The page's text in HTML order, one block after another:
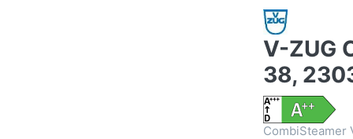
V-ZUG
38,
CombiSteamer